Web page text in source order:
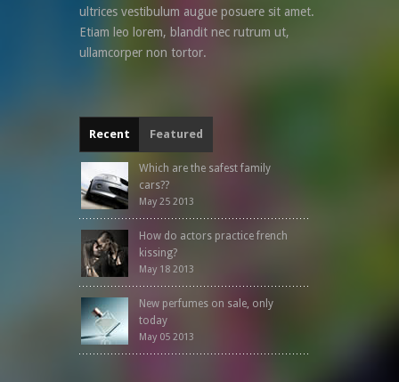
ultrices vestibulum augue posuere sit amet.
Etiam leo lorem, blandit nec rutrum ut,
ullamcorper non tortor.
Recent Featured
Which are the safest family
cars??
May 25 2013
How do actors practice french
kissing?
May 18 2013
New perfumes on sale, only
today
May 05 2013